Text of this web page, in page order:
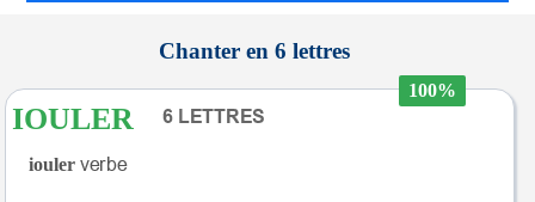
Chanter en 6 lettres
100%
IOULER
iouler